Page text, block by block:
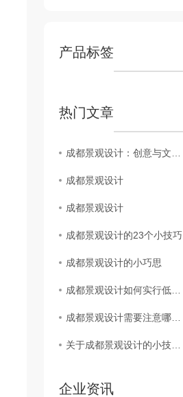
产品标签
热门文章
成都景观设计
成都景观设计
成都景观设计的23个小技巧
成都景观设计的小巧思
企业资讯